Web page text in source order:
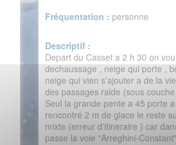
Fréquentation : personne
Descriptif :
Depart du Casset a 2 h 30 on
dechaussage , neige qui porte ,
neige qui vien s'ajouter a de la
des passages raide (sous
Seul la grande pente a 45 porte
rencontré 2 m de glace le reste
mixte (erreur d'itineraire ) car
passe la voie "Arreghini-